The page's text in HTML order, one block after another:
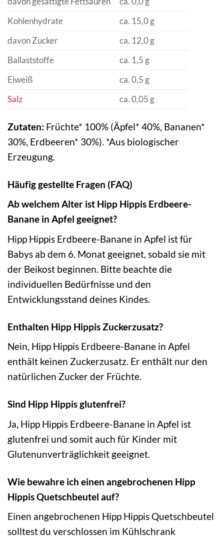
Kohlenhydrate
ca. 15,0 g
davon Zucker
ca. 12,0 g
Ballaststoffe
ca. 1,5 g
Eiweiß
ca. 0,5 g
Salz
ca. 0,05 g
Zutaten: Früchte* 100% (Äpfel* 40%, Bananen*
30%, Erdbeeren* 30%). *Aus biologischer
Erzeugung.
Häufig gestellte Fragen (FAQ)
Ab welchem Alter ist Hipp Hippis Erdbeere-
Banane in Apfel geeignet?
Hipp Hippis Erdbeere-Banane in Apfel ist für
Babys ab dem 6. Monat geeignet, sobald sie mit
der Beikost beginnen. Bitte beachte die
individuellen Bedürfnisse und den
Entwicklungsstand deines Kindes.
Enthalten Hipp Hippis Zuckerzusatz?
Nein, Hipp Hippis Erdbeere-Banane in Apfel
enthält keinen Zuckerzusatz. Er enthält nur den
natürlichen Zucker der Früchte.
Sind Hipp Hippis glutenfrei?
Ja, Hipp Hippis Erdbeere-Banane in Apfel ist
glutenfrei und somit auch für Kinder mit
Glutenunverträglichkeit geeignet.
Wie bewahre ich einen angebrochenen Hipp
Hippis Quetschbeutel auf?
Einen angebrochenen Hipp Hippis Quetschbeutel
solltest du verschlossen im Kühlschrank